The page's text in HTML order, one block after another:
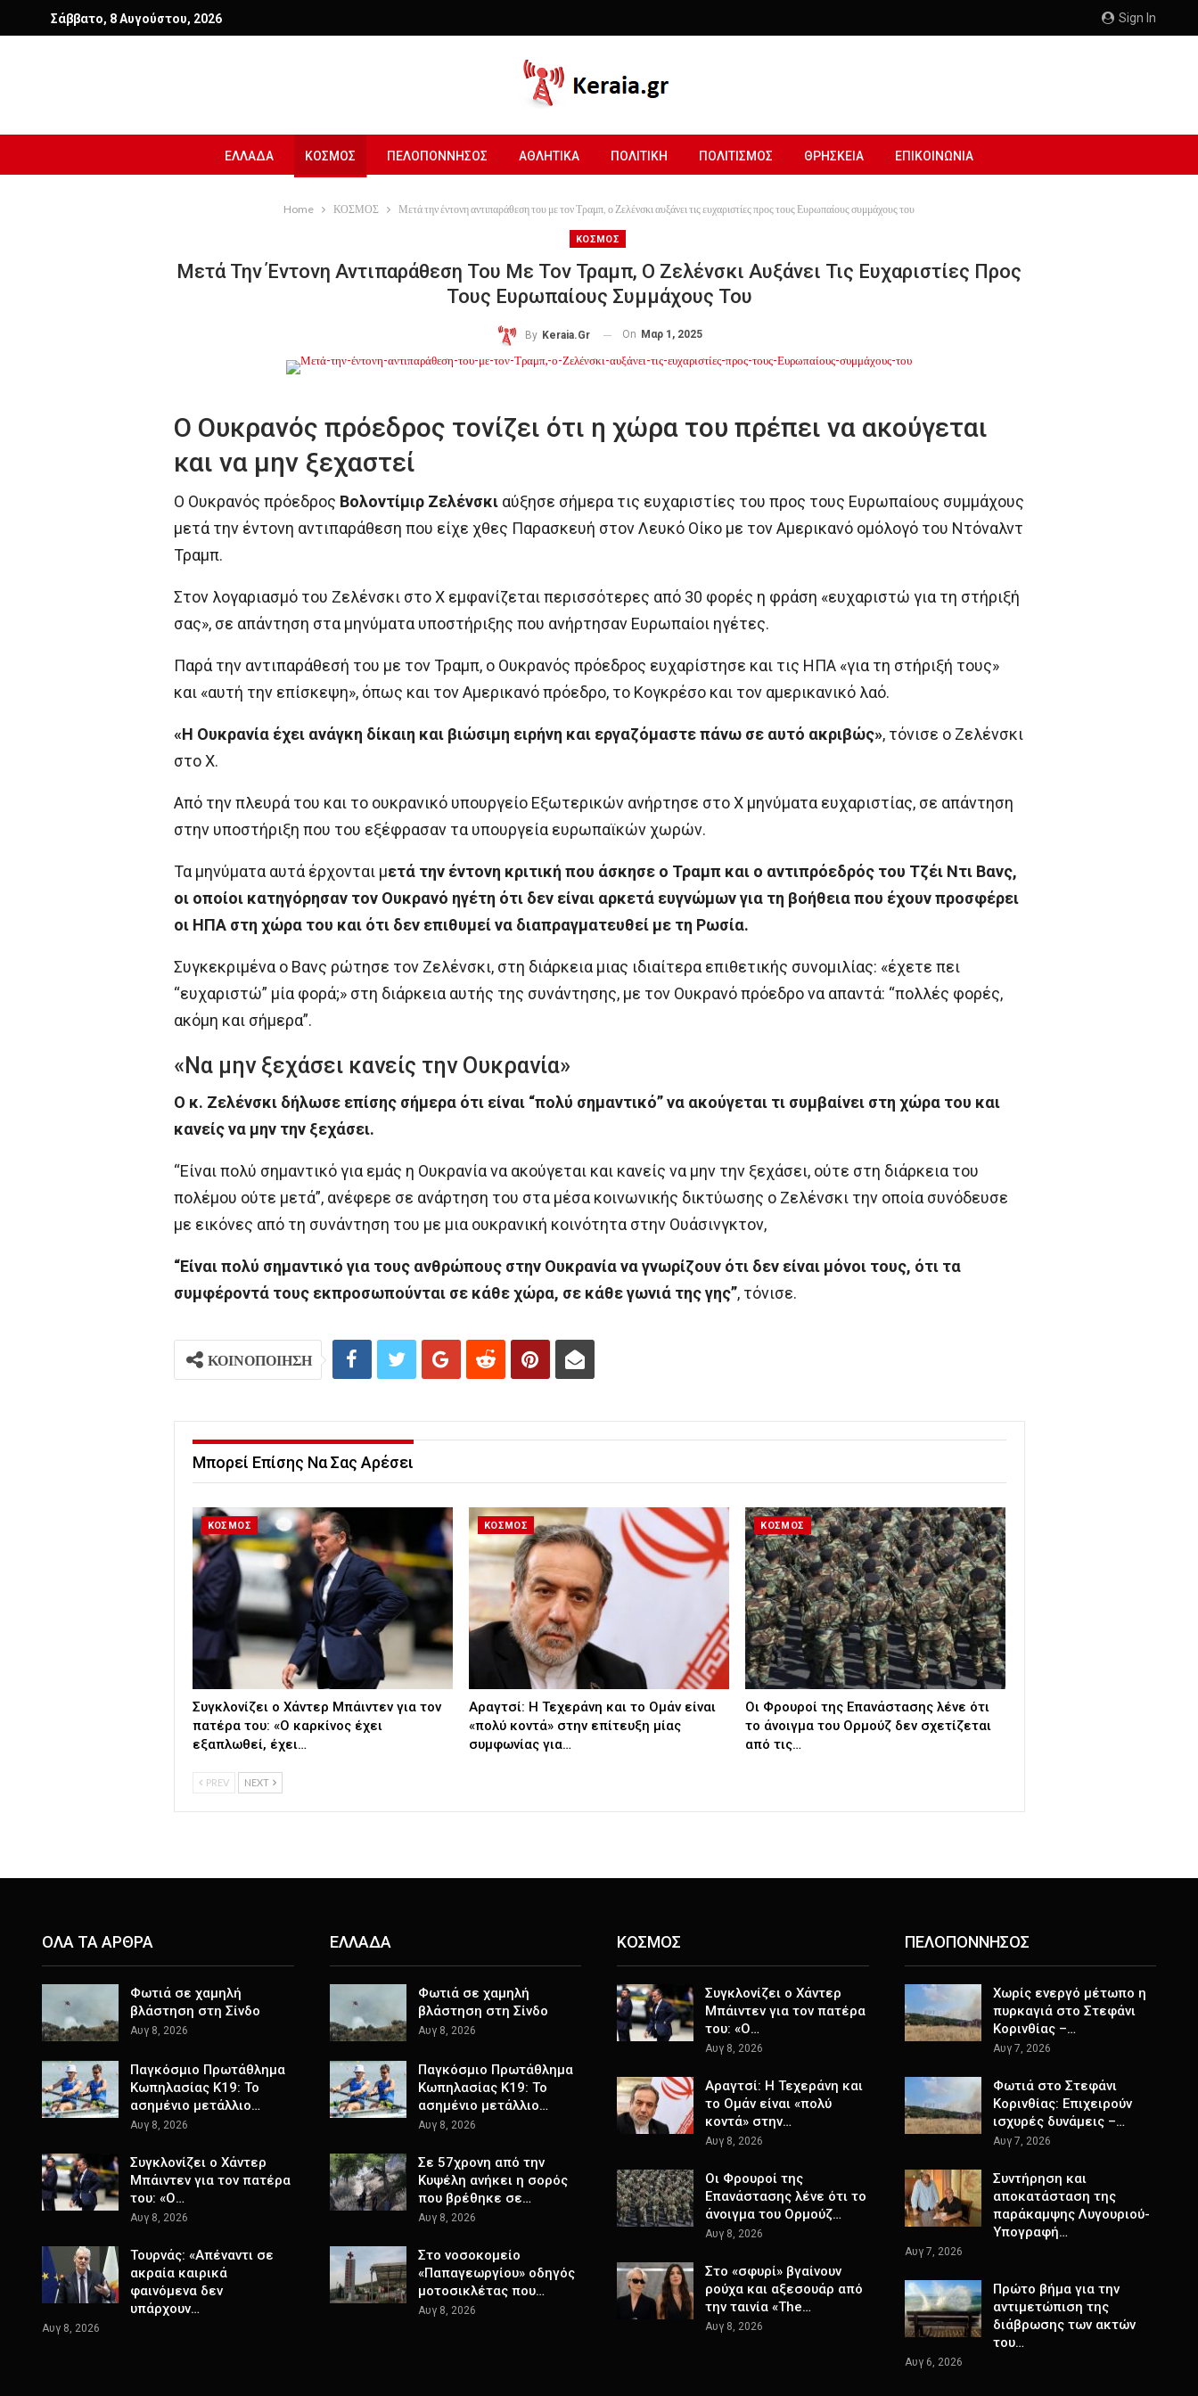
Sign In
Σάββατο, 8 Αυγούστου, 2026
ΕΛΛΑΔΑ ΚΟΣΜΟΣ ΠΕΛΟΠΟΝΝΗΣΟΣ ΑΘΛΗΤΙΚΑ ΠΟΛΙΤΙΚΗ ΠΟΛΙΤΙΣΜΟΣ ΘΡΗΣΚΕΙΑ ΕΠΙΚΟΙΝΩΝΙΑ
Home ΚΟΣΜΟΣ Μετά την έντονη αντιπαράθεση του με τον Τραμπ, ο Ζελένσκι αυξάνει τις ευχαριστίες προς τους Ευρωπαίους συμμάχους του
ΚΟΣΜΟΣ
Μετά Την Έντονη Αντιπαράθεση Του Με Τον Τραμπ, Ο Ζελένσκι Αυξάνει Τις Ευχαριστίες Προς
Τους Ευρωπαίους Συμμάχους Του
By Keraia.gr On Μαρ 1, 2025
Ο Ουκρανός πρόεδρος τονίζει ότι η χώρα του πρέπει να ακούγεται
και να μην ξεχαστεί
Ο Ουκρανός πρόεδρος Βολοντίμιρ Ζελένσκιαύξησε σήμερα τις ευχαριστίες του προς τους Ευρωπαίους συμμάχους
μετά την έντονη αντιπαράθεση που είχε χθες Παρασκευή στον Λευκό Οίκο με τον Αμερικανό ομόλογό του Ντόναλντ
Τραμπ.
Στον λογαριασμό του Ζελένσκι στο Χ εμφανίζεται περισσότερες από 30 φορές η φράση «ευχαριστώ για τη στήριξή
σας», σε απάντηση στα μηνύματα υποστήριξης που ανήρτησαν Ευρωπαίοι ηγέτες.
Παρά την αντιπαράθεσή του με τον Τραμπ, ο Ουκρανός πρόεδρος ευχαρίστησε και τις ΗΠΑ «για τη στήριξή τους»
και «αυτή την επίσκεψη», όπως και τον Αμερικανό πρόεδρο, το Κογκρέσο και τον αμερικανικό λαό.
«Η Ουκρανία έχει ανάγκη δίκαιη και βιώσιμη ειρήνη και εργαζόμαστε πάνω σε αυτό ακριβώς», τόνισε ο Ζελένσκι
στο Χ.
Από την πλευρά του και το ουκρανικό υπουργείο Εξωτερικών ανήρτησε στο Χ μηνύματα ευχαριστίας, σε απάντηση
στην υποστήριξη που του εξέφρασαν τα υπουργεία ευρωπαϊκών χωρών.
Τα μηνύματα αυτά έρχονται μετά την έντονη κριτική που άσκησε ο Τραμπ και ο αντιπρόεδρός του Τζέι Ντι Βανς,
οι οποίοι κατηγόρησαν τον Ουκρανό ηγέτη ότι δεν είναι αρκετά ευγνώμων για τη βοήθεια που έχουν προσφέρει
οι ΗΠΑ στη χώρα του και ότι δεν επιθυμεί να διαπραγματευθεί με τη Ρωσία.
Συγκεκριμένα ο Βανς ρώτησε τον Ζελένσκι, στη διάρκεια μιας ιδιαίτερα επιθετικής συνομιλίας: «έχετε πει
“ευχαριστώ” μία φορά;» στη διάρκεια αυτής της συνάντησης, με τον Ουκρανό πρόεδρο να απαντά: “πολλές φορές,
ακόμη και σήμερα”.
«Να μην ξεχάσει κανείς την Ουκρανία»
Ο κ. Ζελένσκι δήλωσε επίσης σήμερα ότι είναι “πολύ σημαντικό” να ακούγεται τι συμβαίνει στη χώρα του και
κανείς να μην την ξεχάσει.
“Είναι πολύ σημαντικό για εμάς η Ουκρανία να ακούγεται και κανείς να μην την ξεχάσει, ούτε στη διάρκεια του
πολέμου ούτε μετά”, ανέφερε σε ανάρτηση του στα μέσα κοινωνικής δικτύωσης ο Ζελένσκι την οποία συνόδευσε
με εικόνες από τη συνάντηση του με μια ουκρανική κοινότητα στην Ουάσινγκτον,
“Είναι πολύ σημαντικό για τους ανθρώπους στην Ουκρανία να γνωρίζουν ότι δεν είναι μόνοι τους, ότι τα
συμφέροντά τους εκπροσωπούνται σε κάθε χώρα, σε κάθε γωνιά της γης”, τόνισε.
ΚΟΙΝΟΠΟΙΗΣΗ
Μπορεί Επίσης Να Σας Αρέσει
ΚΟΣΜΟΣ
Συγκλονίζει ο Χάντερ Μπάιντεν για τον
πατέρα του: «Ο καρκίνος έχει
εξαπλωθεί, έχει…
ΚΟΣΜΟΣ
Αραγτσί: Η Τεχεράνη και το Ομάν είναι
«πολύ κοντά» στην επίτευξη μίας
συμφωνίας για…
ΚΟΣΜΟΣ
Οι Φρουροί της Επανάστασης λένε ότι
το άνοιγμα του Ορμούζ δεν σχετίζεται
από τις…
PREV NEXT
ΟΛΑ ΤΑ ΑΡΘΡΑ
Φωτιά σε χαμηλή
βλάστηση στη Σίνδο
Αυγ 8, 2026
Παγκόσμιο Πρωτάθλημα
Κωπηλασίας Κ19: Το
ασημένιο μετάλλιο…
Αυγ 8, 2026
Συγκλονίζει ο Χάντερ
Μπάιντεν για τον πατέρα
του: «Ο…
Αυγ 8, 2026
Τουρνάς: «Απέναντι σε
ακραία καιρικά
φαινόμενα δεν
υπάρχουν…
Αυγ 8, 2026
ΕΛΛΑΔΑ
Φωτιά σε χαμηλή
βλάστηση στη Σίνδο
Αυγ 8, 2026
Παγκόσμιο Πρωτάθλημα
Κωπηλασίας Κ19: Το
ασημένιο μετάλλιο…
Αυγ 8, 2026
Σε 57χρονη από την
Κυψέλη ανήκει η σορός
που βρέθηκε σε…
Αυγ 8, 2026
Στο νοσοκομείο
«Παπαγεωργίου» οδηγός
μοτοσικλέτας που…
Αυγ 8, 2026
ΚΟΣΜΟΣ
Συγκλονίζει ο Χάντερ
Μπάιντεν για τον πατέρα
του: «Ο…
Αυγ 8, 2026
Αραγτσί: Η Τεχεράνη και
το Ομάν είναι «πολύ
κοντά» στην…
Αυγ 8, 2026
Οι Φρουροί της
Επανάστασης λένε ότι το
άνοιγμα του Ορμούζ…
Αυγ 8, 2026
Στο «σφυρί» βγαίνουν
ρούχα και αξεσουάρ από
την ταινία «The…
Αυγ 8, 2026
ΠΕΛΟΠΟΝΝΗΣΟΣ
Χωρίς ενεργό μέτωπο η
πυρκαγιά στο Στεφάνι
Κορινθίας –…
Αυγ 7, 2026
Φωτιά στο Στεφάνι
Κορινθίας: Επιχειρούν
ισχυρές δυνάμεις –…
Αυγ 7, 2026
Συντήρηση και
αποκατάσταση της
παράκαμψης Λυγουριού-
Υπογραφή…
Αυγ 7, 2026
Πρώτο βήμα για την
αντιμετώπιση της
διάβρωσης των ακτών
του…
Αυγ 6, 2026